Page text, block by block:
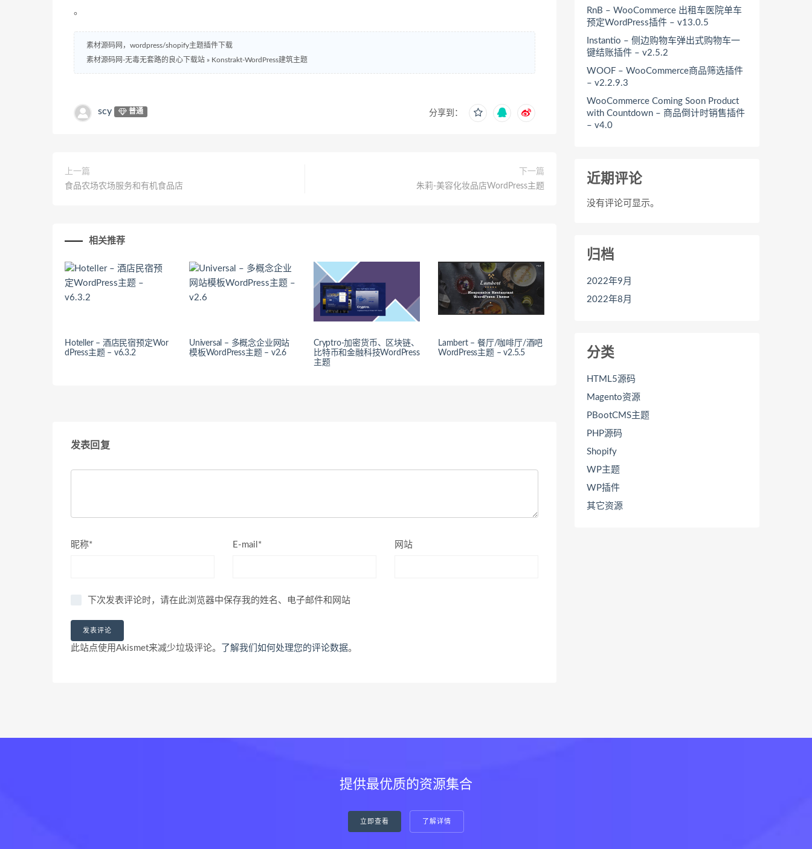
。
素材源码网，wordpress/shopify主题插件下载
素材源码网-无毒无套路的良心下载站 » Konstrakt-WordPress建筑主题
scy 普通 分享到：
上一篇
食品农场农场服务和有机食品店
下一篇
朱莉-美容化妆品店WordPress主题
相关推荐
Hoteller – 酒店民宿预定Wor
dPress主题 – v6.3.2
Universal – 多概念企业网站
模板WordPress主题 – v2.6
Cryptro-加密货币、区块链、
比特币和金融科技WordPress
主题
Lambert – 餐厅/咖啡厅/酒吧
WordPress主题 – v2.5.5
发表回复
昵称* E-mail* 网站
下次发表评论时，请在此浏览器中保存我的姓名、电子邮件和网站
此站点使用Akismet来减少垃圾评论。 了解我们如何处理您的评论数据。
RnB – WooCommerce 出租车医院单车
预定WordPress插件 – v13.0.5
Instantio – 侧边购物车弹出式购物车一
键结账插件 – v2.5.2
WOOF – WooCommerce商品筛选插件
– v2.2.9.3
WooCommerce Coming Soon Product
with Countdown – 商品倒计时销售插件
– v4.0
近期评论
没有评论可显示。
归档
2022年9月
2022年8月
分类
HTML5源码
Magento资源
PBootCMS主题
PHP源码
Shopify
WP主题
WP插件
其它资源
提供最优质的资源集合
立即查看 了解详情